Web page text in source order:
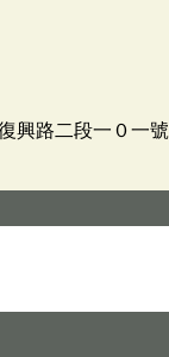
興路二段一０一號